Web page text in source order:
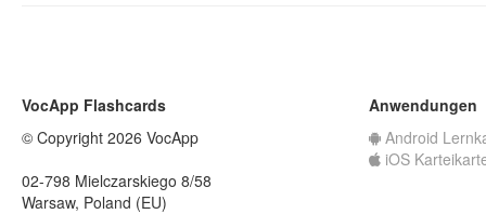
VocApp Flashcards
© Copyright 2026 VocApp
02-798 Mielczarskiego 8/58
Warsaw, Poland (EU)
Anwendungen
Android
iOS